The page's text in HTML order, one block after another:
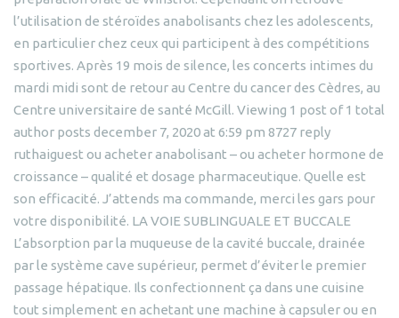
l’utilisation de stéroïdes anabolisants chez les adolescents,
en particulier chez ceux qui participent à des compétitions
sportives. Après 19 mois de silence, les concerts intimes du
mardi midi sont de retour au Centre du cancer des Cèdres, au
Centre universitaire de santé McGill. Viewing 1 post of 1 total
author posts december 7, 2020 at 6:59 pm 8727 reply
ruthaiguest ou acheter anabolisant – ou acheter hormone de
croissance – qualité et dosage pharmaceutique. Quelle est
son efficacité. J’attends ma commande, merci les gars pour
votre disponibilité. LA VOIE SUBLINGUALE ET BUCCALE
L’absorption par la muqueuse de la cavité buccale, drainée
par le système cave supérieur, permet d’éviter le premier
passage hépatique. Ils confectionnent ça dans une cuisine
tout simplement en achetant une machine à capsuler ou en